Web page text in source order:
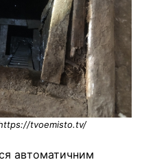
tvoemisto.tv/
автоматичним